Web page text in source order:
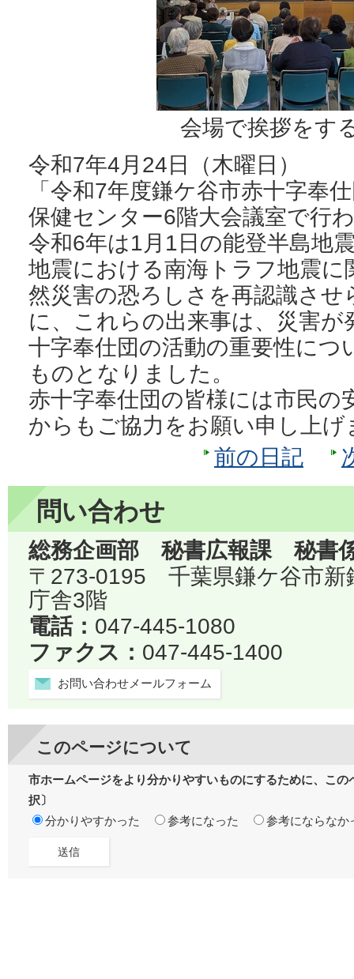
会場で挨拶をす
令和7年4月24日（木曜日）
「令和7年度鎌ケ谷市赤十字奉
保健センター6階大会議室で行
令和6年は1月1日の能登半島地
地震における南海トラフ地震に
然災害の恐ろしさを再認識さ
に、これらの出来事は、災害
十字奉仕団の活動の重要性につ
ものとなりました。
赤十字奉仕団の皆様には市民の
からもご協力をお願い申し上げ
前の日記
問い合わせ
総務企画部 秘書広報課 秘書
〒273-0195 千葉県鎌ケ谷市
庁舎3階
電話： 047-445-1080
ファクス： 047-445-1400
お問い合わせメールフォーム
このページについて
市ホームページをより分かりやすいものにするために、こ
択〕
分かりやすかった
参考になった 参考にならなか